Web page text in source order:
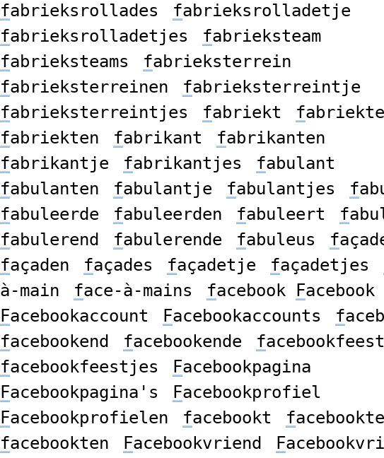
fabrieksrollades fabrieksrolladetje
fabrieksrolladetjes fabrieksteam
fabrieksteams fabrieksterrein
fabrieksterreinen fabrieksterreintje
fabrieksterreintjes fabriekt fabriekte
fabriekten fabrikant fabrikanten
fabrikantje fabrikantjes fabulant
fabulanten fabulantje fabulantjes f
fabuleerde fabuleerden fabuleert f
fabulerend fabulerende fabuleus f
façaden façades façadetje façadetjes
à-main
face-à-mains facebook Facebook
Facebookaccount Facebookaccounts f
facebookend facebookende f
facebookfeestjes Facebookpagina
Facebookpagina's Facebookprofiel
Facebookprofielen facebookt facebookte
facebookten Facebookvriend F